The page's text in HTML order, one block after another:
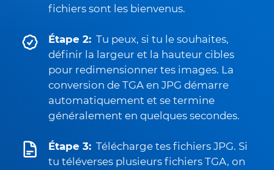
fichiers sont les bienvenus.
Étape 2: Tu peux, si tu le souhaites,
définir la largeur et la hauteur cibles
pour redimensionner tes images. La
conversion de TGA en JPG démarre
automatiquement et se termine
généralement en quelques secondes.
Étape 3: Télécharge tes fichiers JPG. Si
tu téléverses plusieurs fichiers TGA, on